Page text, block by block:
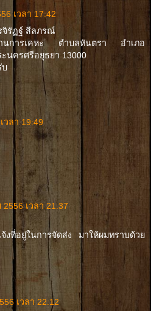
เวลา 17:42
จิรัฏฐ์ สีลภรณ์
ารเคหะ ตำบลหันตรา อำเภอ
นครศรีอยุธยา 13000
บ
วลา 19:49
เวลา 21:37
งที่อยู่ในการจัดส่ง มาให้ผมทราบด้วย
เวลา 22:12